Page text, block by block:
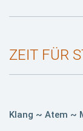
ZEIT FÜR
Klang ~ Atem ~